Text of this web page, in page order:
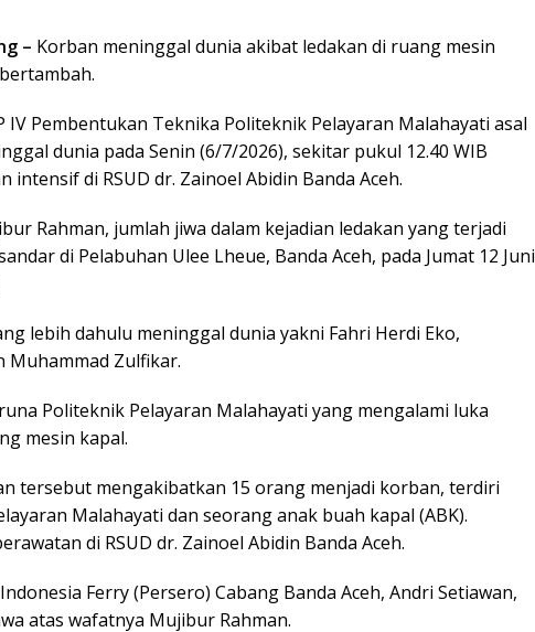
– Korban meninggal dunia akibat ledakan di ruang mesin
IV Pembentukan Teknika Politeknik Pelayaran Malahayati asal
dunia pada Senin (6/7/2026), sekitar pukul 12.40 WIB
intensif di RSUD dr. Zainoel Abidin Banda Aceh.
Rahman, jumlah jiwa dalam kejadian ledakan yang terjadi
di Pelabuhan Ulee Lheue, Banda Aceh, pada Jumat 12 Juni
lebih dahulu meninggal dunia yakni Fahri Herdi Eko,
Muhammad Zulfikar.
Politeknik Pelayaran Malahayati yang mengalami luka
mesin kapal.
tersebut mengakibatkan 15 orang menjadi korban, terdiri
Malahayati dan seorang anak buah kapal (ABK).
di RSUD dr. Zainoel Abidin Banda Aceh.
Ferry (Persero) Cabang Banda Aceh, Andri Setiawan,
atas wafatnya Mujibur Rahman.